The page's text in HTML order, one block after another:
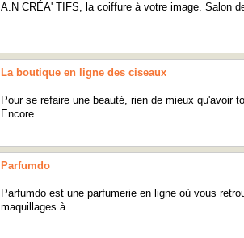
A.N CRÉA' TIFS, la coiffure à votre image. Salon
La boutique en ligne des ciseaux
Pour se refaire une beauté, rien de mieux qu'avoir
Encore...
Parfumdo
Parfumdo est une parfumerie en ligne où vous
maquillages à...